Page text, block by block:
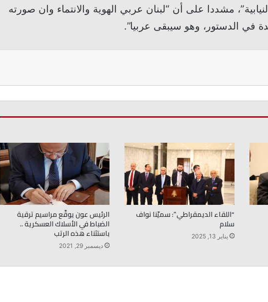
مشددا على أن “لبنان عربي الهوية والانتماء وان صورته
في الدستور، وهو سيبقى عربيا”.
“اللقاء الديمقراطي”: سميّنا نواف
سلام
يناير 13, 2025
الرئيس عون يوقّع مراسيم ترقية
الضباط في الأسلاك العسكرية ..
باستثناء هذه الرتب
ديسمبر 29, 2021